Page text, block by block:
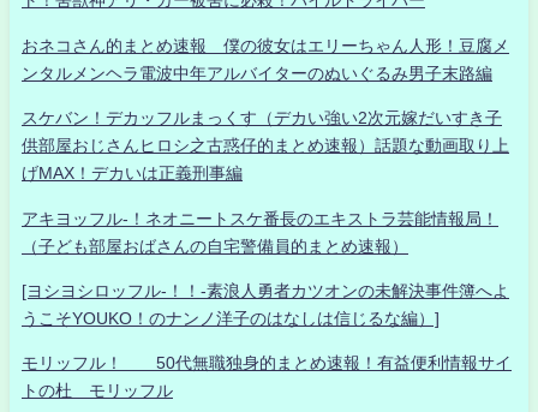
おネコさん的まとめ速報 僕の彼女はエリーちゃん人形！豆腐メ
ンタルメンヘラ電波中年アルバイターのぬいぐるみ男子末路編
スケバン！デカッフルまっくす（デカい強い2次元嫁だいすき子
供部屋おじさんヒロシ之古惑仔的まとめ速報）話題な動画取り上
げMAX！デカいは正義刑事編
アキヨッフル-！ネオニートスケ番長のエキストラ芸能情報局！
（子ども部屋おばさんの自宅警備員的まとめ速報）
[ヨシヨシロッフル-！！-素浪人勇者カツオンの未解決事件簿へよ
うこそYOUKO！のナンノ洋子のはなしは信じるな編）]
モリッフル！ 50代無職独身的まとめ速報！有益便利情報サイ
トの杜 モリッフル